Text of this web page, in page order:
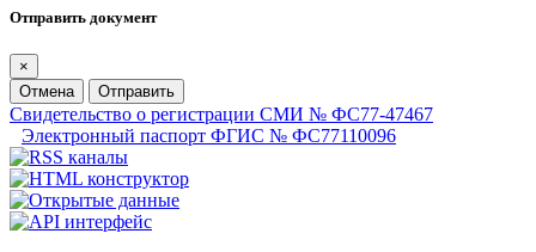
Отправить документ
×
Отмена
Отправить
Свидетельство о регистрации СМИ № ФС77-47467
Электронный паспорт ФГИС № ФС77110096